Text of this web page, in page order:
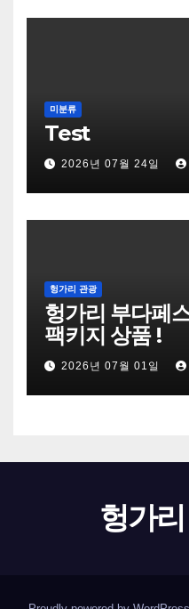
미분류
Test
2026년 07월 24일
헝가리 관광
헝가리 부다페
팩키지 상품 !
2026년 07월 01일
헝가